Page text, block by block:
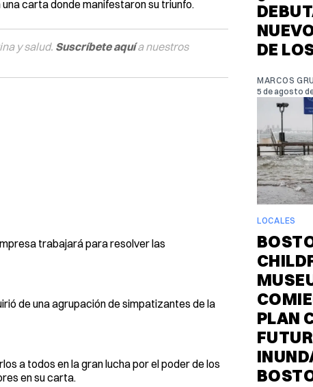
carta donde manifestaron su triunfo.
y salud. Suscríbete aquía nuestros
trabajará para resolver las
de una agrupación de simpatizantes de la
a todos en la gran lucha por el poder de los
en su carta.
DE
MARCOS
5 de agosto
LOCALES
PLAN